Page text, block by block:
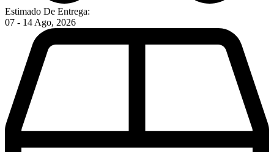
Estimado De Entrega:
07 - 14 Ago, 2026